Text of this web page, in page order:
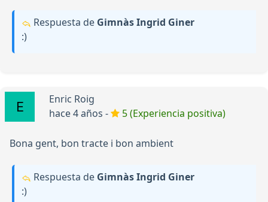
Respuesta de Gimnàs Ingrid Giner
:)
Enric Roig
hace 4 años -
5 (Experiencia positiva)
Bona gent, bon tracte i bon ambient
Respuesta de Gimnàs Ingrid Giner
:)